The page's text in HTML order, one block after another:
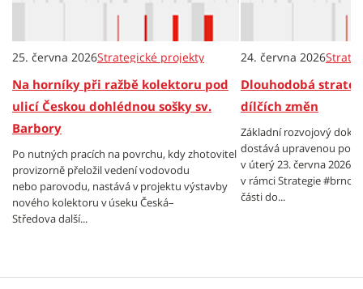
25. června 2026Strategické projekty
Na horníky při ražbě kolektoru pod
ulicí Českou dohlédnou sošky sv.
Barbory
Po nutných pracích na povrchu, kdy zhotovitel
provizorně přeložil vedení vodovodu
nebo parovodu, nastává v projektu výstavby
nového kolektoru v úseku Česká–
Středova další...
24. června 2026
Dlouhodobá
dílčích změn
Základní rozvojový
dostává upravenou
v úterý 23. června 2026
v rámci Strategie
části do...